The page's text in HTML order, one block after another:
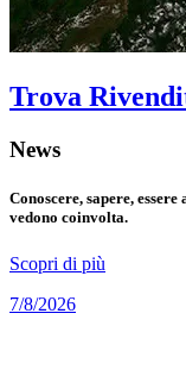
Trova
News
Conoscere, sapere,
vedono coinvolta.
Scopri di più
7/8/2026